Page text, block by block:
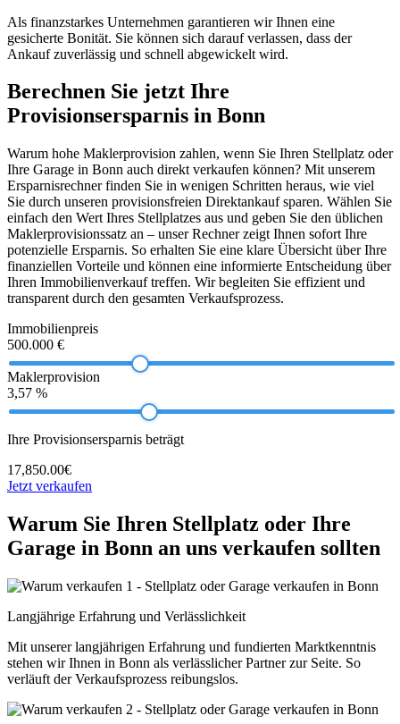
Als finanzstarkes Unternehmen garantieren wir Ihnen eine
gesicherte Bonität. Sie können sich darauf verlassen, dass der
Ankauf zuverlässig und schnell abgewickelt wird.
Berechnen Sie jetzt Ihre
Provisionsersparnis in Bonn
Warum hohe Maklerprovision zahlen, wenn Sie Ihren Stellplatz oder
Ihre Garage in Bonn auch direkt verkaufen können? Mit unserem
Ersparnisrechner finden Sie in wenigen Schritten heraus, wie viel
Sie durch unseren provisionsfreien Direktankauf sparen. Wählen Sie
einfach den Wert Ihres Stellplatzes aus und geben Sie den üblichen
Maklerprovisionssatz an – unser Rechner zeigt Ihnen sofort Ihre
potenzielle Ersparnis. So erhalten Sie eine klare Übersicht über Ihre
finanziellen Vorteile und können eine informierte Entscheidung über
Ihren Immobilienverkauf treffen. Wir begleiten Sie effizient und
transparent durch den gesamten Verkaufsprozess.
Immobilienpreis
500.000 €
Maklerprovision
3,57 %
Ihre Provisionsersparnis beträgt
17,850.00€
Jetzt verkaufen
Warum Sie Ihren Stellplatz oder Ihre
Garage in Bonn an uns verkaufen sollten
Langjährige Erfahrung und Verlässlichkeit
Mit unserer langjährigen Erfahrung und fundierten Marktkenntnis
stehen wir Ihnen in Bonn als verlässlicher Partner zur Seite. So
verläuft der Verkaufsprozess reibungslos.